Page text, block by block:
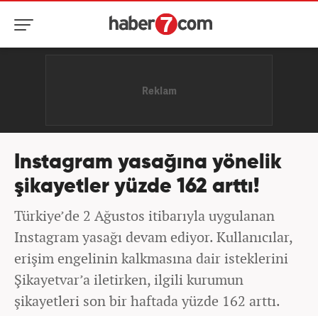
Instagram yasağına yönelik
şikayetler yüzde 162 arttı!
Türkiye’de 2 Ağustos itibarıyla uygulanan
Instagram yasağı devam ediyor. Kullanıcılar,
erişim engelinin kalkmasına dair isteklerini
Şikayetvar’a iletirken, ilgili kurumun
şikayetleri son bir haftada yüzde 162 arttı.